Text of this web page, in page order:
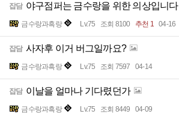
잡담 야구점퍼는 금수랑을 위한 의상입니다
금수랑과흑랑 Lv.75 조회 8100 추천 1 04-16
잡담 사자후 이거 버그일까요?
금수랑과흑랑 Lv.75 조회 7597 04-14
잡담 이날을 얼마나 기다렸던가
금수랑과흑랑 Lv.75 조회 8449 04-09